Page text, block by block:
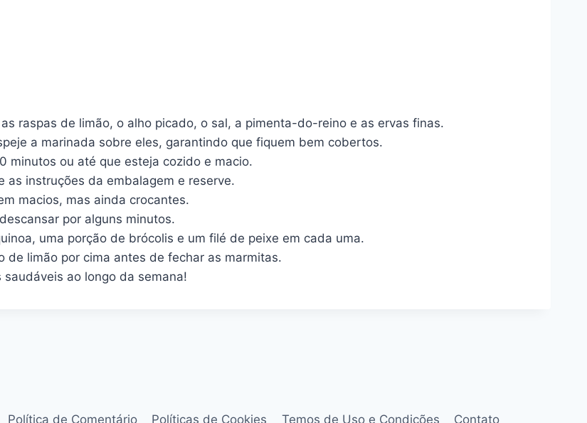
raspas de limão, o alho picado, o sal, a pimenta-do-reino e as ervas finas.
a marinada sobre eles, garantindo que fiquem bem cobertos.
minutos ou até que esteja cozido e macio.
as instruções da embalagem e reserve.
macios, mas ainda crocantes.
por alguns minutos.
uma porção de brócolis e um filé de peixe em cada uma.
de limão por cima antes de fechar as marmitas.
ao longo da semana!
Política de Comentário Políticas de Cookies Temos de Uso e Condições Contato